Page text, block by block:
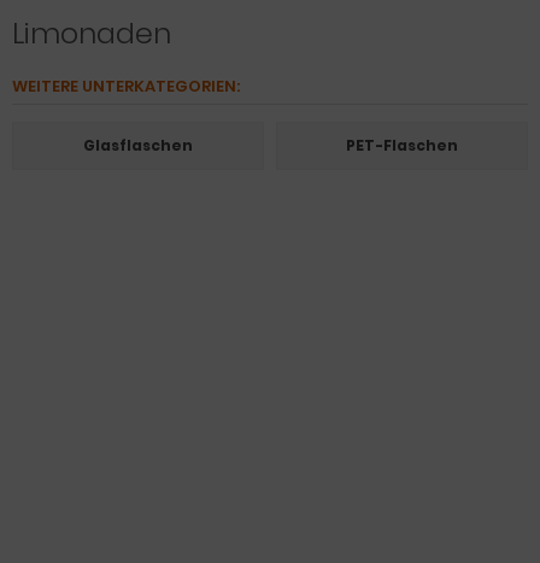
Limonaden
WEITERE UNTERKATEGORIEN:
Glasflaschen PET-Flaschen